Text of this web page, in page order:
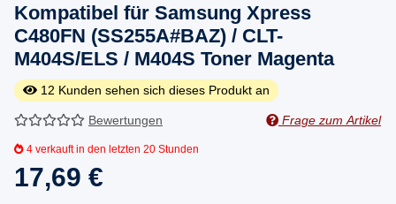
Kompatibel für Samsung Xpress
C480FN (SS255A#BAZ) / CLT-
M404S/ELS / M404S Toner Magenta
12 Kunden sehen sich dieses Produkt an
Bewertungen Frage zum Artikel
4 verkauft in den letzten 20 Stunden
17,69 €